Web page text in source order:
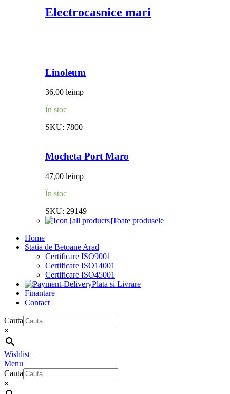
Electrocasnice mari
Linoleum
36,00 leimp
În stoc
SKU: 7800
Mocheta Port Maro
47,00 leimp
În stoc
SKU: 29149
Toate produsele
Home
Statia de Betoane Arad
Certificare ISO9001
Certificare ISO14001
Certificare ISO45001
Plata si Livrare
Finantare
Contact
Cauta
×
Wishlist
Menu
Cauta
×